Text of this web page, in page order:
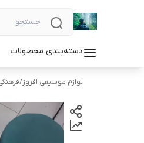
دسته‌بندی محصولات
لوازم موسیقی افروز/